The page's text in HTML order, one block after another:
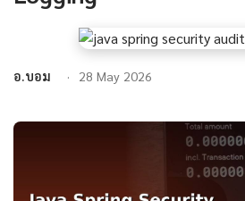
อ.บอม 28 May 2026